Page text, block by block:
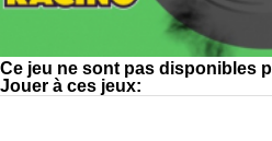
Ce jeu ne sont pas disponibles
Jouer à ces jeux: